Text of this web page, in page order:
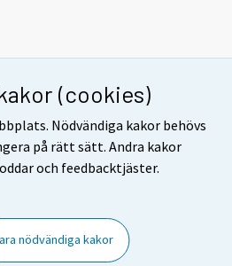
(cookies)
Nödvändiga kakor behövs
på rätt sätt. Andra kakor
och feedbacktjäster.
nödvändiga kakor